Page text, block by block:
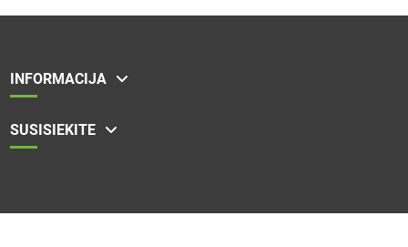
INFORMACIJA
SUSISIEKITE